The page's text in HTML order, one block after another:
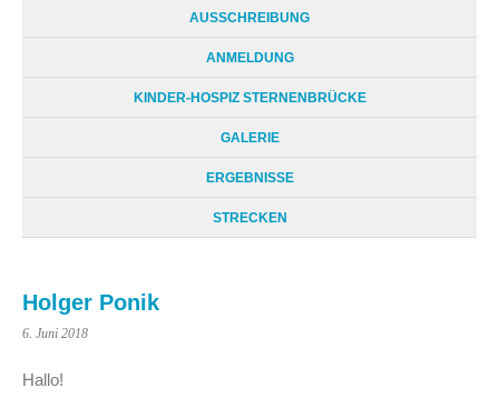
AUSSCHREIBUNG
ANMELDUNG
KINDER-HOSPIZ STERNENBRÜCKE
GALERIE
ERGEBNISSE
STRECKEN
Holger Ponik
6. Juni 2018
Hallo!